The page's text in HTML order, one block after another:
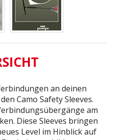
an deinen
Camo Safety Sleeves.
am
Diese Sleeves bringen
Level im Hinblick auf